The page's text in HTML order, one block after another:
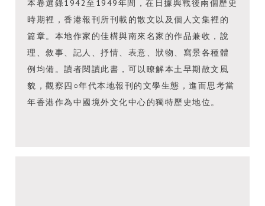
本卷選錄1942至1949年間，在日據與戰後兩個歷史
時期裡，香港報刊所刊載的散文以及個人文集裡的
篇章。本地作家的佳構與南來名家的作品兼收，說
理、敘事、記人、抒情、表意、狀物、寫景各種體
例均備。讀者閱讀此書，可以瞭解本土早期散文風
貌，觀察四○年代本地報刊的文學生態，進而思考當
年香港作為中國境外文化中心的獨特歷史地位。